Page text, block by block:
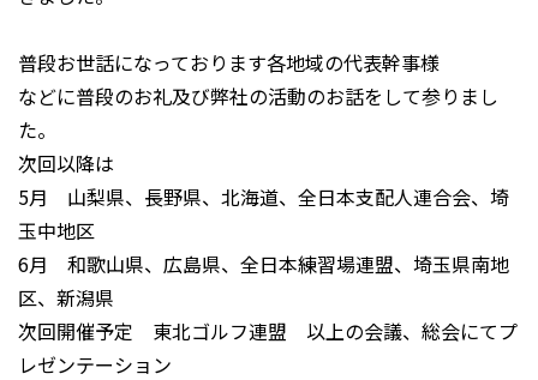
普段お世話になっております各地域の代表幹事様
などに普段のお礼及び弊社の活動のお話をして参りまし
た。
次回以降は
5月 山梨県、長野県、北海道、全日本支配人連合会、埼
玉中地区
6月 和歌山県、広島県、全日本練習場連盟、埼玉県南地
区、新潟県
次回開催予定 東北ゴルフ連盟 以上の会議、総会にてプ
レゼンテーション